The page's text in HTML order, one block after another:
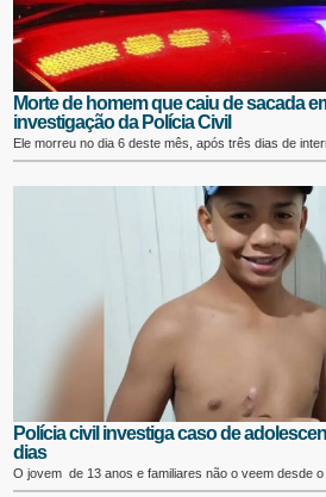
Morte de homem que caiu de sacada
investigação da Polícia Civil
Ele morreu no dia 6 deste mês, após três dias de
Polícia civil investiga caso de
dias
O jovem de 13 anos e familiares não o veem desde